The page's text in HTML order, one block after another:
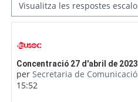
Mode de visualització
Concentració 27 d'abril de 2023
perSecretaria de Comunicació
15:52
Nombre de respostes: 0